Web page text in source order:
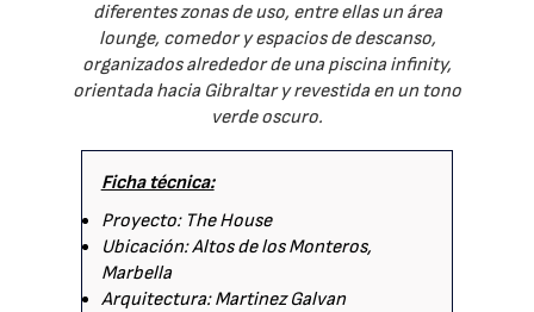
diferentes zonas de uso, entre ellas un área
lounge, comedor y espacios de descanso,
organizados alrededor de una piscina infinity,
orientada hacia Gibraltar y revestida en un tono
verde oscuro.
Ficha técnica:
Proyecto: The House
Ubicación: Altos de los Monteros,
Marbella
Arquitectura: Martinez Galvan